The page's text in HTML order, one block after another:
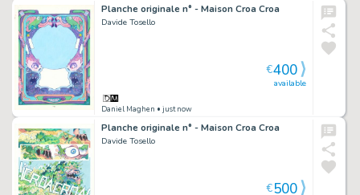
Planche originale n° - Maison Croa Croa
Davide Tosello
Daniel Maghen • just now
available
€400
Planche originale n° - Maison Croa Croa
Davide Tosello
€500